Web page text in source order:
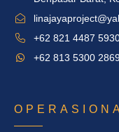
+62 821 4487
+62 813 5300